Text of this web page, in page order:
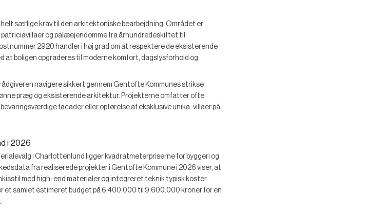
særlige krav til den arkitektoniske bearbejdning. Området er
og palæejendomme fra århundredeskiftet til
2920 handler i høj grad om at respektere de eksisterende
at boligen opgraderes til moderne komfort, dagslysforhold og
navigere sikkert gennem Gentofte Kommunes strikse
præg og eksisterende arkitektur. Projekterne omfatter ofte
facader eller opførelse af eksklusive unika-villaer på
i 2026
i Charlottenlund ligger kvadratmeterpriserne for byggeri og
fra realiserede projekter i Gentofte Kommune i 2026 viser, at
med high-end materialer og integreret teknik typisk koster
et samlet estimeret budget på 6.400.000 til 9.600.000 kroner for en